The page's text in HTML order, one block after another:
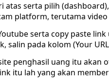
serta pilih
platform, terutama video
serta copy paste
salin pada kolom (Your
penghasil uang itu akan
itu lah yang akan